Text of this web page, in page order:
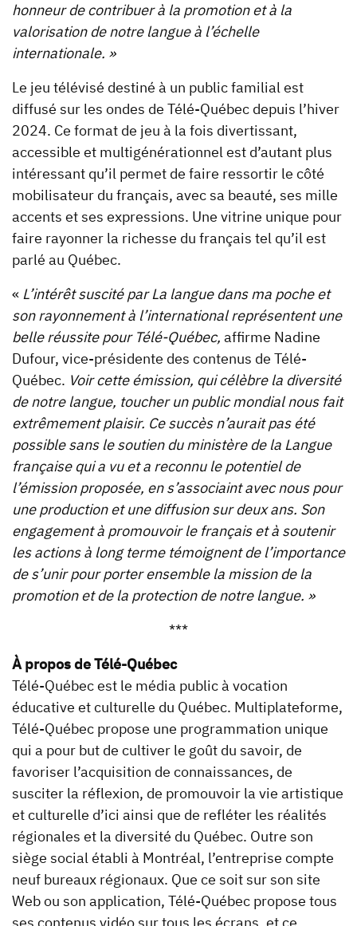
honneur de contribuer à la promotion et à la
valorisation de notre langue à l’échelle
internationale. »
Le jeu télévisé destiné à un public familial est
diffusé sur les ondes de Télé-Québec depuis l’hiver
2024. Ce format de jeu à la fois divertissant,
accessible et multigénérationnel est d’autant plus
intéressant qu’il permet de faire ressortir le côté
mobilisateur du français, avec sa beauté, ses mille
accents et ses expressions. Une vitrine unique pour
faire rayonner la richesse du français tel qu’il est
parlé au Québec.
« L’intérêt suscité par La langue dans ma poche et
son rayonnement à l’international représentent une
belle réussite pour Télé-Québec, affirme Nadine
Dufour, vice-présidente des contenus de Télé-
Québec. Voir cette émission, qui célèbre la diversité
de notre langue, toucher un public mondial nous fait
extrêmement plaisir. Ce succès n’aurait pas été
possible sans le soutien du ministère de la Langue
française qui a vu et a reconnu le potentiel de
l’émission proposée, en s’associaint avec nous pour
une production et une diffusion sur deux ans. Son
engagement à promouvoir le français et à soutenir
les actions à long terme témoignent de l’importance
de s’unir pour porter ensemble la mission de la
promotion et de la protection de notre langue. »
***
À propos de Télé-Québec
Télé-Québec est le média public à vocation
éducative et culturelle du Québec. Multiplateforme,
Télé-Québec propose une programmation unique
qui a pour but de cultiver le goût du savoir, de
favoriser l’acquisition de connaissances, de
susciter la réflexion, de promouvoir la vie artistique
et culturelle d’ici ainsi que de refléter les réalités
régionales et la diversité du Québec. Outre son
siège social établi à Montréal, l’entreprise compte
neuf bureaux régionaux. Que ce soit sur son site
Web ou son application, Télé-Québec propose tous